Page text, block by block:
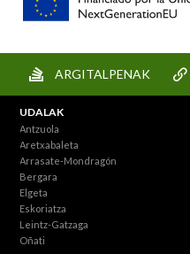
ARGITALPENAK
UDALAK
Antzuola
Aretxabaleta
Arrasate-Mondragón
Bergara
Elgeta
Eskoriatza
Leintz-Gatzaga
Oñati